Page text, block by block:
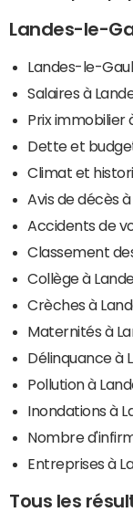
Landes-le-
Landes-le-
Salaires à
Prix immobilier
Dette et
Climat et
Avis de décès
Accidents de
Classement
Collège à
Crèches à
Maternités à
Délinquance à
Pollution à
Inondations à
Nombre
Entreprises à
Tous les